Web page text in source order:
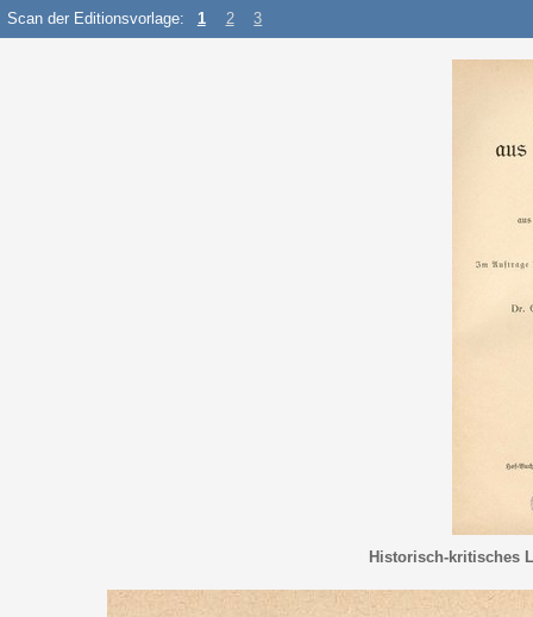
Scan der Editionsvorlage: 1 2 3
Historisch-kritisches